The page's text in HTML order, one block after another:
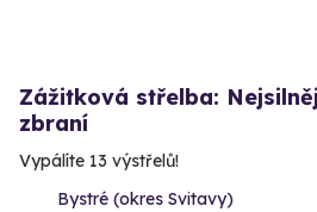
Zážitková střelba:
zbraní
Vypálíte 13 výstřelů!
Bystré (okres Svitavy)